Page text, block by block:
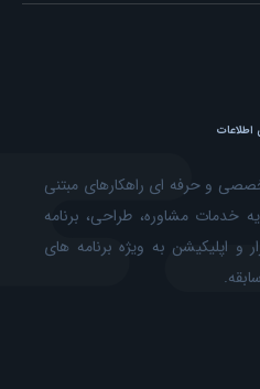
اطلاعات
تخصصی و حرفه ای راهکارهای مبتنی
خدمات مشاوره، طراحی، برنامه
و اپلیکیشن به ویژه برنامه های